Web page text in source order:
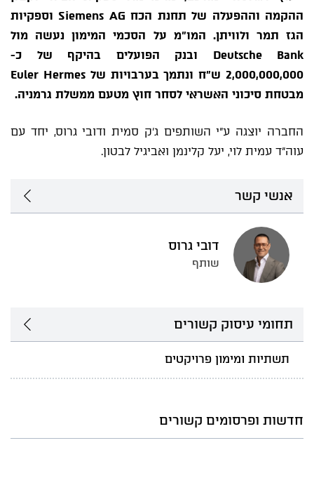
ההקמה וההפעלה של תחנת הכח Siemens AG וספקיות
הגז תמר ולוויתן. המו"מ על הסכמי המימון נעשה מול
Deutsche Bank ובנק הפועלים בהיקף של כ-
2,000,000,000 ש"ח ונתמך בערבויות של Euler Hermes
מבטחת סיכוני האשראי לסחר חוץ מטעם ממשלת גרמניה.
החברה יוצגה ע"י השותפים ג'ק סמית ודובי גרוס, יחד עם
עוה"ד עמית לוי, יעל קלינמן ואביגיל לבטון.
אנשי קשר
דובי גרוס
שותף
תחומי עיסוק קשורים
תשתיות ומימון פרויקטים
חדשות ופרסומים קשורים